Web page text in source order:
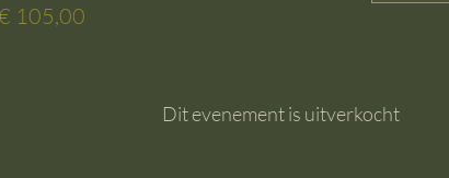
105,00
Dit evenement is uitverkocht